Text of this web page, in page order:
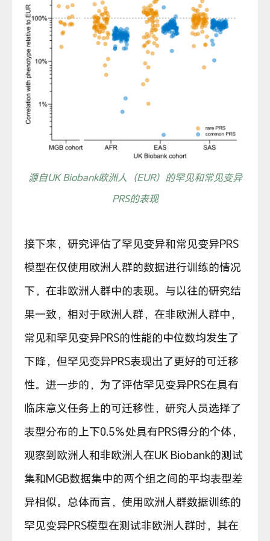
源自UK Biobank欧洲人（EUR）的罕见和常见变异
PRS的表现
接下来，研究评估了罕见变异和常见变异PRS
模型在仅使用欧洲人群的数据进行训练的情况
下，在非欧洲人群中的表现。与以往的研究结
果一致，相对于欧洲人群，在非欧洲人群中，
常见和罕见变异PRS的性能的中位数均发生了
下降，但罕见变异PRS表现出了更好的可迁移
性。进一步的，为了评估罕见变异PRS在具有
临床意义任务上的可迁移性，研究人员选择了
表型分布的上下0.5％处具有PRS得分的个体，
观察到欧洲人和非欧洲人在UK Biobank的测试
集和MGB数据集中的两个组之间的平均表型差
异相似。总体而言，使用欧洲人群数据训练的
罕见变异PRS模型在测试非欧洲人群时，其在